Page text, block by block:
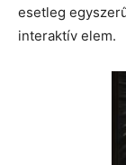
esetleg
interaktív elem.